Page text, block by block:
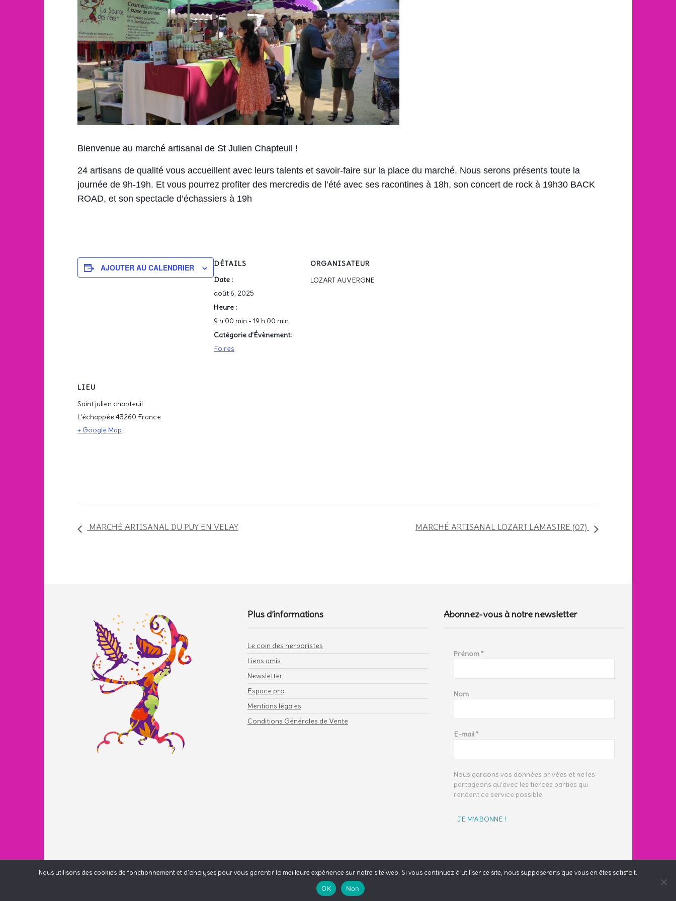
Bienvenue au marché artisanal de St Julien Chapteuil !
24 artisans de qualité vous accueillent avec leurs talents et savoir-faire sur la place du marché. Nous serons présents toute la
journée de 9h-19h. Et vous pourrez profiter des mercredis de l’été avec ses racontines à 18h, son concert de rock à 19h30 BACK
ROAD, et son spectacle d’échassiers à 19h
AJOUTER AU CALENDRIER
DÉTAILS
Date :
août 6, 2025
Heure :
9 h 00 min - 19 h 00 min
Catégorie d’Évènement:
Foires
ORGANISATEUR
LOZART AUVERGNE
LIEU
Saint julien chapteuil
L'échappée 43260 France
+ Google Map
MARCHÉ ARTISANAL DU PUY EN VELAY MARCHÉ ARTISANAL LOZART LAMASTRE (07)
Plus d’informations
Le coin des herboristes
Liens amis
Newsletter
Espace pro
Mentions légales
Conditions Générales de Vente
Abonnez-vous à notre newsletter
Prénom*
Nom
E-mail*
Nous gardons vos données privées et ne les
partageons qu’avec les tierces parties qui
rendent ce service possible.
Nous utilisons des cookies de fonctionnement et d'analyses pour vous garantir la meilleure expérience sur notre site web. Si vous continuez à utiliser ce site, nous supposerons que vous en êtes satisfait.
OK Non